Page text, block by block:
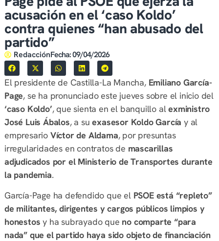
acusación en el ‘caso Koldo’
contra quienes “han abusado del
partido”
RedacciónFecha:09/04/2026
El presidente de Castilla-La Mancha, Emiliano García-
Page, se ha pronunciado este jueves sobre el inicio del
‘caso Koldo’, que sienta en el banquillo alexministro
José Luis Ábalos, a suexasesor Koldo García y al
empresario Víctor de Aldama, por presuntas
irregularidades en contratos de mascarillas
adjudicados por el Ministerio de Transportes durante
la pandemia.
García-Page ha defendido que el PSOE está “repleto”
de militantes, dirigentes y cargos públicos limpios y
honestos y ha subrayado que no comparte “para
nada” que el partido haya sido objeto de financiación